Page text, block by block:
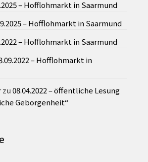
– Hofflohmarkt in Saarmund
– Hofflohmarkt in Saarmund
– Hofflohmarkt in Saarmund
– Hofflohmarkt in
zu08.04.2022 – öffentliche Lesung
Geborgenheit“